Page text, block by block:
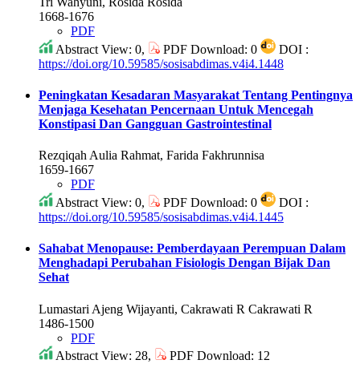
1668-1676
PDF
Abstract View: 0,
PDF Download: 0
DOI :
https://doi.org/10.59585/sosisabdimas.v4i4.1448
Peningkatan Kesadaran Masyarakat Tentang Pentingnya
Menjaga Kesehatan Pencernaan Untuk Mencegah
Konstipasi Dan Gangguan Gastrointestinal
Rezqiqah Aulia Rahmat, Farida Fakhrunnisa
1659-1667
PDF
Abstract View: 0,
PDF Download: 0
DOI :
https://doi.org/10.59585/sosisabdimas.v4i4.1445
Sahabat Menopause: Pemberdayaan Perempuan Dalam
Menghadapi Perubahan Fisiologis Dengan Bijak Dan
Sehat
Lumastari Ajeng Wijayanti, Cakrawati R Cakrawati R
1486-1500
PDF
Abstract View: 28,
PDF Download: 12